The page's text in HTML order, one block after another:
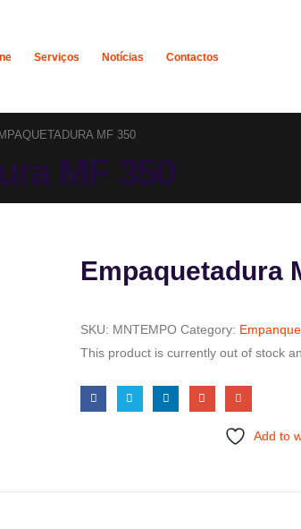
Serviços Notícias Contactos
MF 350
MF 350
Empaquetadura
SKU: MNTEMPO Category: Empanque
This product is currently out of stock
Add to